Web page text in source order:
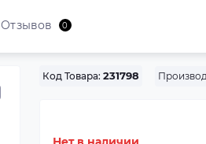
Отзывов 0
Код Товара: 231798